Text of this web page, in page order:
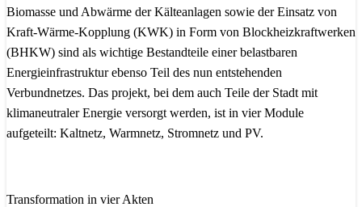
Biomasse und Abwärme der Kälteanlagen sowie der Einsatz von
Kraft-Wärme-Kopplung (KWK) in Form von Blockheizkraftwerken
(BHKW) sind als wichtige Bestandteile einer belastbaren
Energieinfrastruktur ebenso Teil des nun entstehenden
Verbundnetzes. Das projekt, bei dem auch Teile der Stadt mit
klimaneutraler Energie versorgt werden, ist in vier Module
aufgeteilt: Kaltnetz, Warmnetz, Stromnetz und PV.
Transformation in vier Akten